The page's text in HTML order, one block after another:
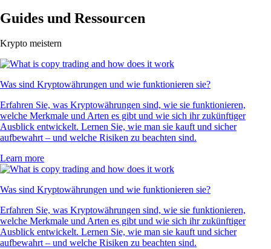
Guides und Ressourcen
Krypto meistern
Was sind Kryptowährungen und wie funktionieren sie?
Erfahren Sie, was Kryptowährungen sind, wie sie funktionieren,
welche Merkmale und Arten es gibt und wie sich ihr zukünftiger
Ausblick entwickelt. Lernen Sie, wie man sie kauft und sicher
aufbewahrt – und welche Risiken zu beachten sind.
Learn more
Was sind Kryptowährungen und wie funktionieren sie?
Erfahren Sie, was Kryptowährungen sind, wie sie funktionieren,
welche Merkmale und Arten es gibt und wie sich ihr zukünftiger
Ausblick entwickelt. Lernen Sie, wie man sie kauft und sicher
aufbewahrt – und welche Risiken zu beachten sind.